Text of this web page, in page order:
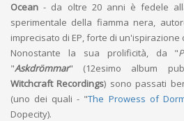
Ocean - da oltre 20 anni è fedele
sperimentale della fiamma nera,
imprecisato di EP, forte di un'ispirazione
Nonostante la sua prolificità, da "
"Askdrömmar" (12esimo album
Witchcraft Recordings) sono passati
(uno dei quali - "The Prowess of
Dopecity).